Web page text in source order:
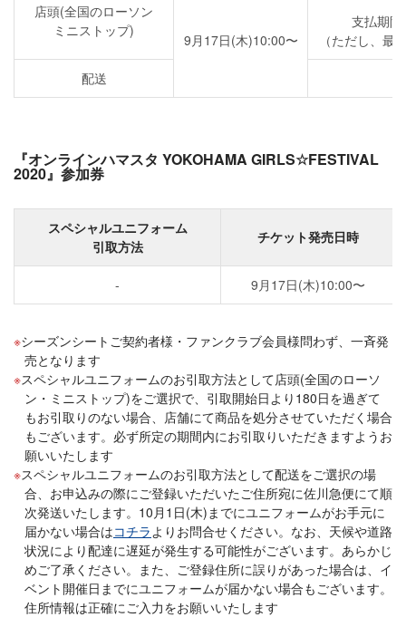
店頭(全国のローソン
ミニストップ)
9月17日(木)10:00〜
支払期
（ただし、
配送
『オンラインハマスタ YOKOHAMA GIRLS☆FESTIVAL
2020』参加券
スペシャルユニフォーム
引取方法
チケット発売日時
- 9月17日(木)10:00〜
シーズンシートご契約者様・ファンクラブ会員様問わず、一斉発
売となります
スペシャルユニフォームのお引取方法として店頭(全国のローソ
ン・ミニストップ)をご選択で、引取開始日より180日を過ぎて
もお引取りのない場合、店舗にて商品を処分させていただく場合
もございます。必ず所定の期間内にお引取りいただきますようお
願いいたします
スペシャルユニフォームのお引取方法として配送をご選択の場
合、お申込みの際にご登録いただいたご住所宛に佐川急便にて順
次発送いたします。10月1日(木)までにユニフォームがお手元に
届かない場合はコチラ よりお問合せください。なお、天候や道路
状況により配達に遅延が発生する可能性がございます。あらかじ
めご了承ください。また、ご登録住所に誤りがあった場合は、イ
ベント開催日までにユニフォームが届かない場合もございます。
住所情報は正確にご入力をお願いいたします